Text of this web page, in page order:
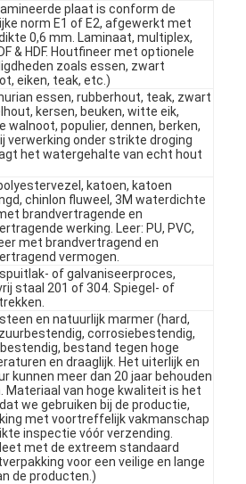
plaat is conform de
norm E1 of E2, afgewerkt met
0,6 mm. Laminaat, multiplex,
& HDF. Houtfineer met optionele
zoals essen, zwart
eiken, teak, etc.)
essen, rubberhout, teak, zwart
kersen, beuken, witte eik,
walnoot, populier, dennen, berken,
verwerking onder strikte droging
​​het watergehalte van echt hout
katoen, katoen
chinlon fluweel, 3M waterdichte
brandvertragende en
werking. Leer: PU, PVC,
met brandvertragend en
vermogen.
of galvaniseerproces,
staal 201 of 304. Spiegel- of
en natuurlijk marmer (hard,
corrosiebestendig,
bestand tegen hoge
en draaglijk. Het uiterlijk en
kunnen meer dan 20 jaar behouden
Materiaal van hoge kwaliteit is het
we gebruiken bij de productie,
met voortreffelijk vakmanschap
inspectie vóór verzending.
met de extreem standaard
voor een veilige en lange
de producten.)